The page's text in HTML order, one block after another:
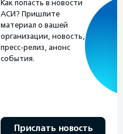
Как попасть в новости
АСИ? Пришлите
материал о вашей
организации, новость,
пресс-релиз, анонс
события.
Прислать новость